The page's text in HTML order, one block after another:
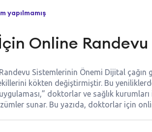
yapılmamış
Online
Sistemlerinin Önemi Dijital
kökten değiştirmiştir. Bu
doktorlar ve sağlık
sunar. Bu yazıda, doktorlar için